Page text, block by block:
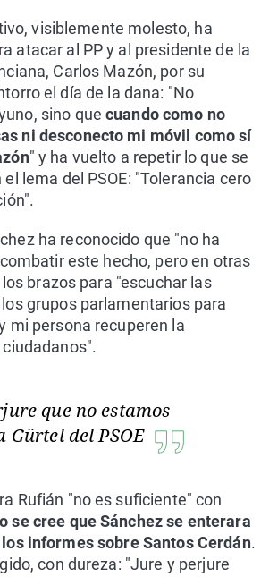
visiblemente molesto, ha
atacar al PP y al presidente de la
Carlos Mazón, por su
el día de la dana: "No
sino quecuando como no
ni desconecto mi móvil como sí
" y ha vuelto a repetir lo que se
lema del PSOE: "Tolerancia cero
ha reconocido que "no ha
este hecho, pero en otras
brazos para "escuchar las
grupos parlamentarios para
mi persona recuperen la
que no estamos
Gürtel del PSOE
Rufián "no es suficiente" con
se cree que Sánchez se enterara
informes sobre Santos Cerdán.
con dureza: "Jure y perjure